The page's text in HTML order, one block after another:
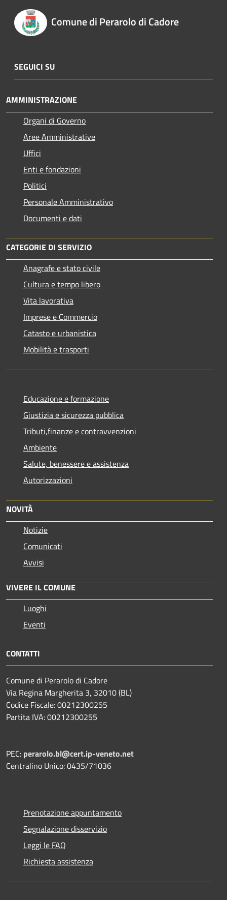
Comune di Perarolo di Cadore
SEGUICI SU
AMMINISTRAZIONE
Organi di Governo
Aree Amministrative
Uffici
Enti e fondazioni
Politici
Personale Amministrativo
Documenti e dati
CATEGORIE DI SERVIZIO
Anagrafe e stato civile
Cultura e tempo libero
Vita lavorativa
Imprese e Commercio
Catasto e urbanistica
Mobilità e trasporti
Educazione e formazione
Giustizia e sicurezza pubblica
Tributi,finanze e contravvenzioni
Ambiente
Salute, benessere e assistenza
Autorizzazioni
NOVITÀ
Notizie
Comunicati
Avvisi
VIVERE IL COMUNE
Luoghi
Eventi
CONTATTI
Comune di Perarolo di Cadore
Via Regina Margherita 3, 32010 (BL)
Codice Fiscale: 00212300255
Partita IVA: 00212300255
PEC: perarolo.bl@cert.ip-veneto.net
Centralino Unico: 0435/71036
Prenotazione appuntamento
Segnalazione disservizio
Leggi le FAQ
Richiesta assistenza